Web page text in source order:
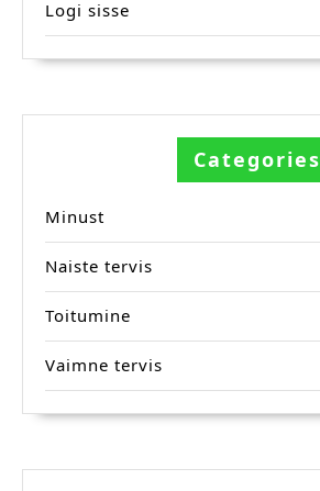
Logi sisse
Categories
Minust
Naiste tervis
Toitumine
Vaimne tervis